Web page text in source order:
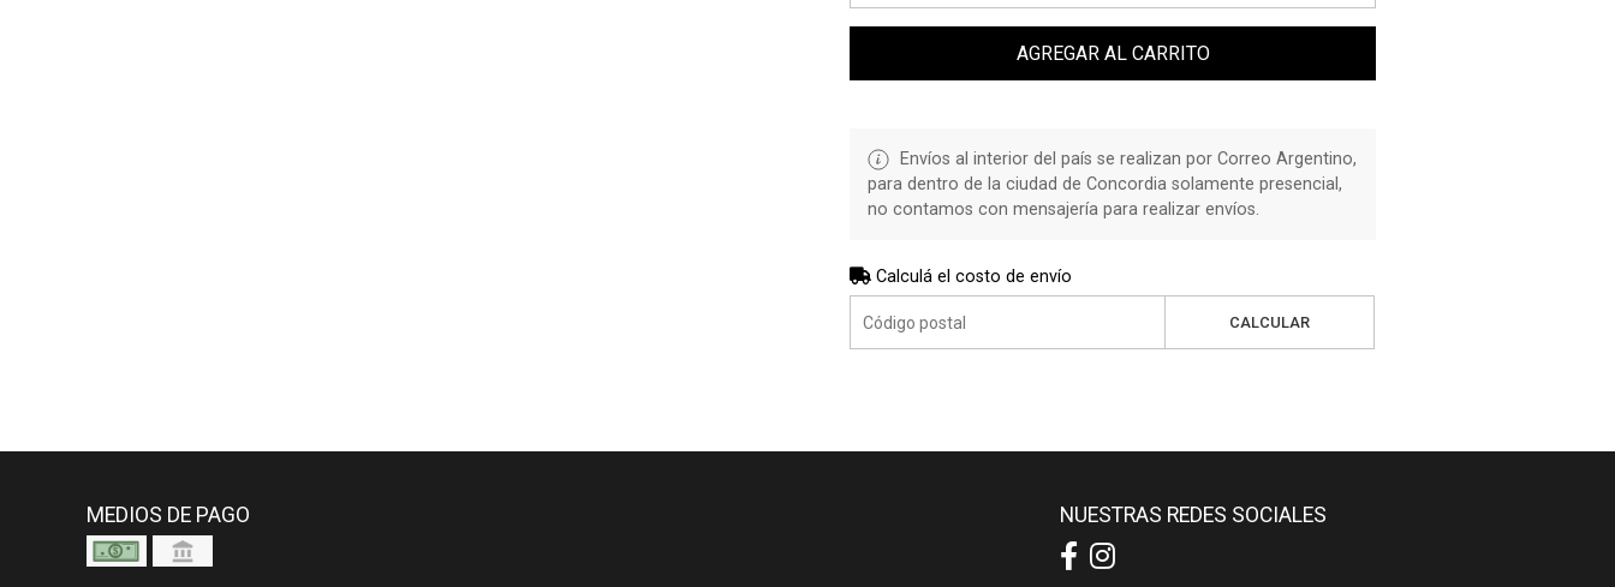
AGREGAR AL CARRITO
Envíos al interior del país se realizan por Correo Argentino,
para dentro de la ciudad de Concordia solamente presencial,
no contamos con mensajería para realizar envíos.
Calculá el costo de envío
CALCULAR
MEDIOS DE PAGO NUESTRAS REDES SOCIALES